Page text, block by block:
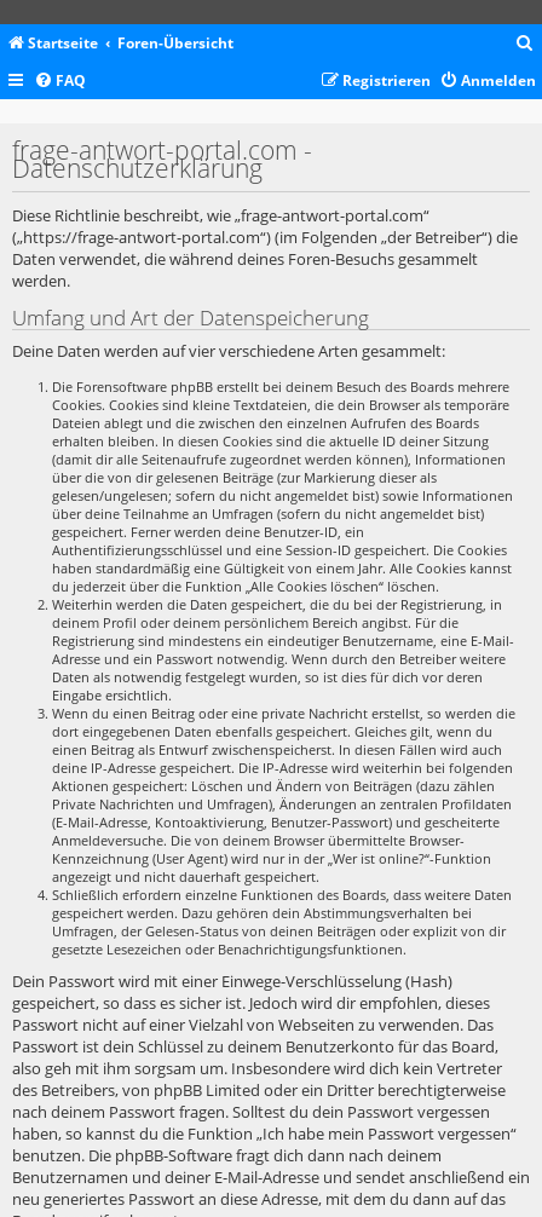
Startseite Foren-Übersicht
c
FAQ Anmelden
Registrieren
frage-antwort-portal.com -
Datenschutzerklärung
Diese Richtlinie beschreibt, wie „frage-antwort-portal.com“
(„https://frage-antwort-portal.com“) (im Folgenden „der Betreiber“) die
Daten verwendet, die während deines Foren-Besuchs gesammelt
werden.
Umfang und Art der Datenspeicherung
Deine Daten werden auf vier verschiedene Arten gesammelt:
Die Forensoftware phpBB erstellt bei deinem Besuch des Boards mehrere
Cookies. Cookies sind kleine Textdateien, die dein Browser als temporäre
Dateien ablegt und die zwischen den einzelnen Aufrufen des Boards
erhalten bleiben. In diesen Cookies sind die aktuelle ID deiner Sitzung
(damit dir alle Seitenaufrufe zugeordnet werden können), Informationen
über die von dir gelesenen Beiträge (zur Markierung dieser als
gelesen/ungelesen; sofern du nicht angemeldet bist) sowie Informationen
über deine Teilnahme an Umfragen (sofern du nicht angemeldet bist)
gespeichert. Ferner werden deine Benutzer-ID, ein
Authentifizierungsschlüssel und eine Session-ID gespeichert. Die Cookies
haben standardmäßig eine Gültigkeit von einem Jahr. Alle Cookies kannst
du jederzeit über die Funktion „Alle Cookies löschen“ löschen.
Weiterhin werden die Daten gespeichert, die du bei der Registrierung, in
deinem Profil oder deinem persönlichem Bereich angibst. Für die
Registrierung sind mindestens ein eindeutiger Benutzername, eine E-Mail-
Adresse und ein Passwort notwendig. Wenn durch den Betreiber weitere
Daten als notwendig festgelegt wurden, so ist dies für dich vor deren
Eingabe ersichtlich.
Wenn du einen Beitrag oder eine private Nachricht erstellst, so werden die
dort eingegebenen Daten ebenfalls gespeichert. Gleiches gilt, wenn du
einen Beitrag als Entwurf zwischenspeicherst. In diesen Fällen wird auch
deine IP-Adresse gespeichert. Die IP-Adresse wird weiterhin bei folgenden
Aktionen gespeichert: Löschen und Ändern von Beiträgen (dazu zählen
Private Nachrichten und Umfragen), Änderungen an zentralen Profildaten
(E-Mail-Adresse, Kontoaktivierung, Benutzer-Passwort) und gescheiterte
Anmeldeversuche. Die von deinem Browser übermittelte Browser-
Kennzeichnung (User Agent) wird nur in der „Wer ist online?“-Funktion
angezeigt und nicht dauerhaft gespeichert.
Schließlich erfordern einzelne Funktionen des Boards, dass weitere Daten
gespeichert werden. Dazu gehören dein Abstimmungsverhalten bei
Umfragen, der Gelesen-Status von deinen Beiträgen oder explizit von dir
gesetzte Lesezeichen oder Benachrichtigungsfunktionen.
Dein Passwort wird mit einer Einwege-Verschlüsselung (Hash)
gespeichert, so dass es sicher ist. Jedoch wird dir empfohlen, dieses
Passwort nicht auf einer Vielzahl von Webseiten zu verwenden. Das
Passwort ist dein Schlüssel zu deinem Benutzerkonto für das Board,
also geh mit ihm sorgsam um. Insbesondere wird dich kein Vertreter
des Betreibers, von phpBB Limited oder ein Dritter berechtigterweise
nach deinem Passwort fragen. Solltest du dein Passwort vergessen
haben, so kannst du die Funktion „Ich habe mein Passwort vergessen“
benutzen. Die phpBB-Software fragt dich dann nach deinem
Benutzernamen und deiner E-Mail-Adresse und sendet anschließend ein
neu generiertes Passwort an diese Adresse, mit dem du dann auf das